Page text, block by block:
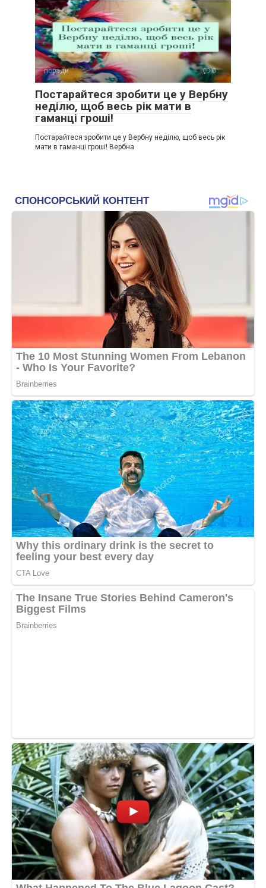
поради 0
Постарайтеся зробити це у Вербну
неділю, щоб весь рік мати в
гаманці гроші!
Постарайтеся зробити це у Вербну неділю, щоб весь рік
мати в гаманці гроші! Вербна